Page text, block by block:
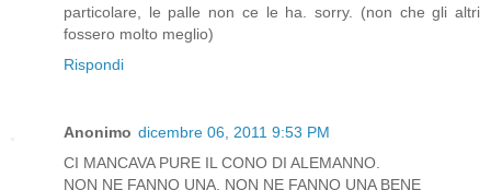
particolare, le palle non ce le ha. sorry. (non che gli altri
fossero molto meglio)
Rispondi
Anonimo dicembre 06, 2011 9:53 PM
CI MANCAVA PURE IL CONO DI ALEMANNO.
NON NE FANNO UNA, NON NE FANNO UNA BENE